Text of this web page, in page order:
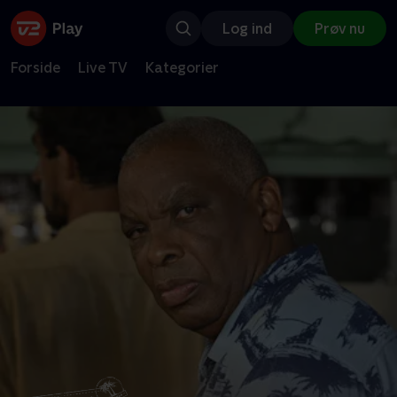
Log ind Prøv nu
Forside Live TV Kategorier